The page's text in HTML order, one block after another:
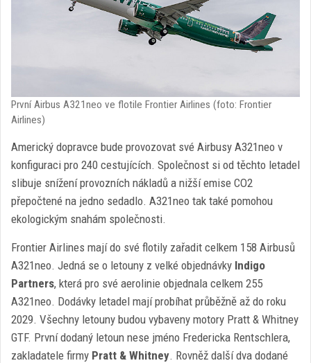
První Airbus A321neo ve flotile Frontier Airlines (foto: Frontier
Airlines)
Americký dopravce bude provozovat své Airbusy A321neo v
konfiguraci pro 240 cestujících. Společnost si od těchto letadel
slibuje snížení provozních nákladů a nižší emise CO2
přepočtené na jedno sedadlo. A321neo tak také pomohou
ekologickým snahám společnosti.
Frontier Airlines mají do své flotily zařadit celkem 158 Airbusů
A321neo. Jedná se o letouny z velké objednávky Indigo
Partners, která pro své aerolinie objednala celkem 255
A321neo. Dodávky letadel mají probíhat průběžně až do roku
2029. Všechny letouny budou vybaveny motory Pratt & Whitney
GTF. První dodaný letoun nese jméno Fredericka Rentschlera,
zakladatele firmy Pratt & Whitney. Rovněž další dva dodané